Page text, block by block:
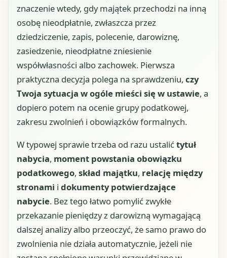
znaczenie wtedy, gdy majątek przechodzi na inną
osobę nieodpłatnie, zwłaszcza przez
dziedziczenie, zapis, polecenie, darowiznę,
zasiedzenie, nieodpłatne zniesienie
współwłasności albo zachowek. Pierwsza
praktyczna decyzja polega na sprawdzeniu, czy
Twoja sytuacja w ogóle mieści się w ustawie, a
dopiero potem na ocenie grupy podatkowej,
zakresu zwolnień i obowiązków formalnych.
W typowej sprawie trzeba od razu ustalićtytuł
nabycia, moment powstania obowiązku
podatkowego, skład majątku, relację między
stronami i dokumenty potwierdzające
nabycie. Bez tego łatwo pomylić zwykłe
przekazanie pieniędzy z darowizną wymagającą
dalszej analizy albo przeoczyć, że samo prawo do
zwolnienia nie działa automatycznie, jeżeli nie